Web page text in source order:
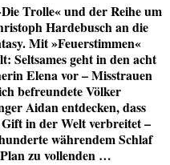
Trolle« und der Reihe um
Hardebusch an die
Mit »Feuerstimmen«
Seltsames geht in den acht
Elena vor – Misstrauen
befreundete Völker
Aidan entdecken, dass
in der Welt verbreitet –
währendem Schlaf
zu vollenden …